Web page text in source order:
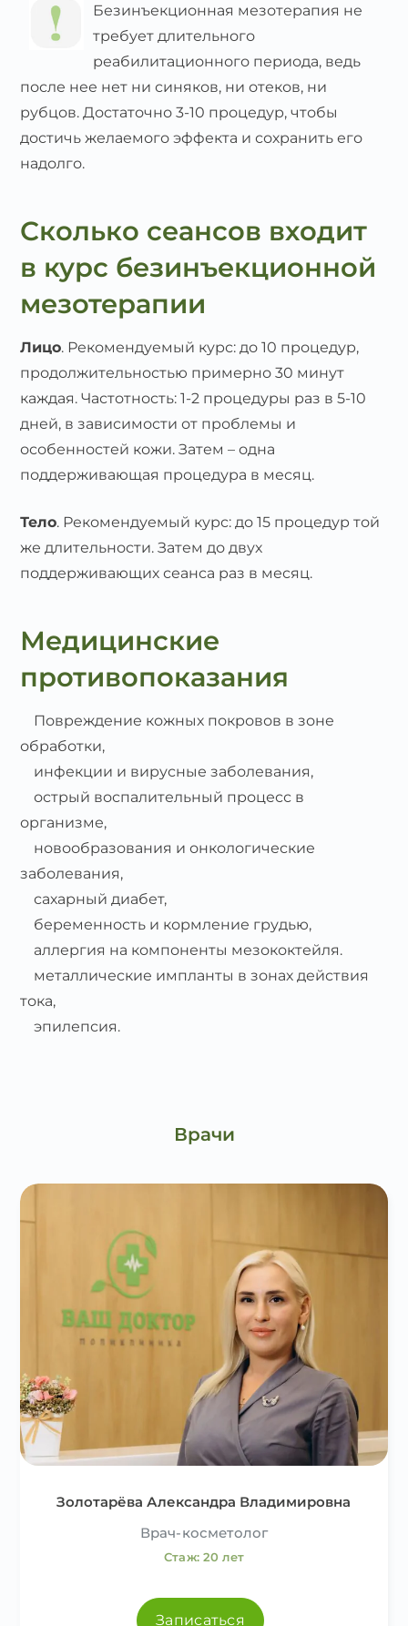
Безинъекционная мезотерапия не
требует длительного
реабилитационного периода, ведь
после нее нет ни синяков, ни отеков, ни
рубцов. Достаточно 3-10 процедур, чтобы
достичь желаемого эффекта и сохранить его
надолго.
Сколько сеансов входит
в курс безинъекционной
мезотерапии
Лицо. Рекомендуемый курс: до 10 процедур,
продолжительностью примерно 30 минут
каждая. Частотность: 1-2 процедуры раз в 5-10
дней, в зависимости от проблемы и
особенностей кожи. Затем – одна
поддерживающая процедура в месяц.
Тело. Рекомендуемый курс: до 15 процедур той
же длительности. Затем до двух
поддерживающих сеанса раз в месяц.
Медицинские
противопоказания
Повреждение кожных покровов в зоне
обработки,
инфекции и вирусные заболевания,
острый воспалительный процесс в
организме,
новообразования и онкологические
заболевания,
сахарный диабет,
беременность и кормление грудью,
аллергия на компоненты мезококтейля.
металлические импланты в зонах действия
тока,
эпилепсия.
Врачи
Золотарёва Александра Владимировна
Врач-косметолог
Стаж: 20 лет
Записаться